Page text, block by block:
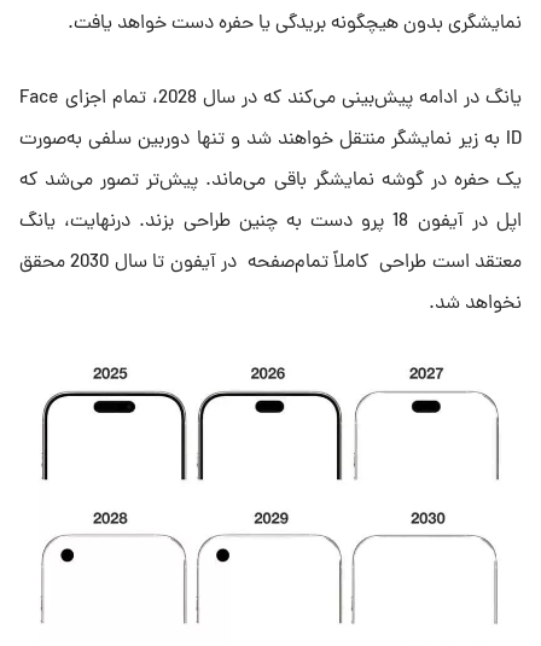
نمایشگری بدون هیچگونه بریدگی یا حفره دست خواهد یافت.
یانگ در ادامه پیش‌بینی می‌کند که در سال 2028، تمام اجزای Face
ID به زیر نمایشگر منتقل خواهند شد و تنها دوربین سلفی به‌صورت
یک حفره در گوشه نمایشگر باقی می‌ماند. پیش‌تر تصور می‌شد که
اپل در آیفون 18 پرو دست به چنین طراحی بزند. درنهایت، یانگ
معتقد است طراحی کاملاً تمام‌صفحه در آیفون تا سال 2030 محقق
نخواهد شد.